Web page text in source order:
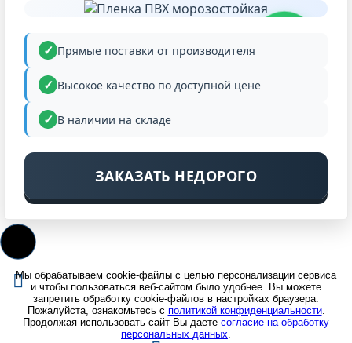
Прямые поставки от производителя
Высокое качество по доступной цене
В наличии на складе
ЗАКАЗАТЬ НЕДОРОГО
Мы обрабатываем cookie-файлы с целью персонализации сервиса
и чтобы пользоваться веб-сайтом было удобнее. Вы можете
запретить обработку cookie-файлов в настройках браузера.
Пожалуйста, ознакомьтесь с политикой конфиденциальности.
Продолжая использовать сайт Вы даете согласие на обработку
персональных данных.